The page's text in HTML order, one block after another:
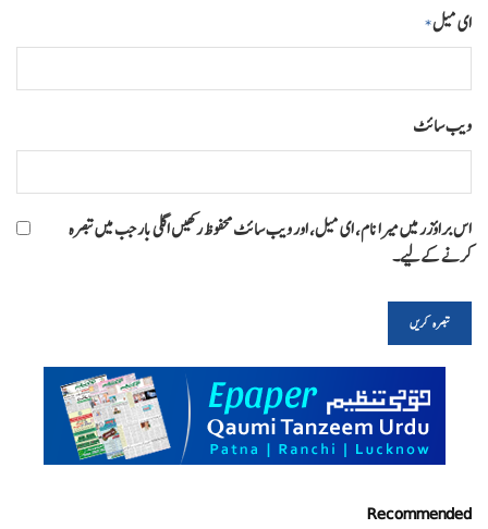
ای میل*
ویب‌ سائٹ
اس براؤزر میں میرا نام، ای میل، اور ویب سائٹ محفوظ رکھیں اگلی بار جب میں تبصرہ
کرنے کےلیے۔
Recommended